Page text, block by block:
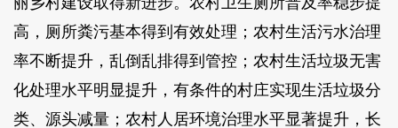
高，厕所粪污基本得到有效处理；农村生活污水治理
率不断提升，乱倒乱排得到管控；农村生活垃圾无害
化处理水平明显提升，有条件的村庄实现生活垃圾分
类、源头减量；农村人居环境治理水平显著提升，长